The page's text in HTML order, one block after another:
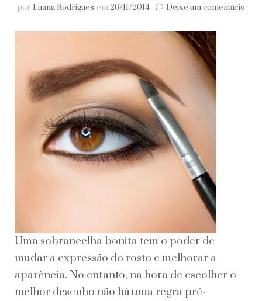
por Luana Rodrigues em 26/11/2014 Deixe um comentárioem
Uma sobrancelha bonita tem o poder de
mudar a expressão do rosto e melhorar a
aparência. No entanto, na hora de escolher o
melhor desenho não há uma regra pré-